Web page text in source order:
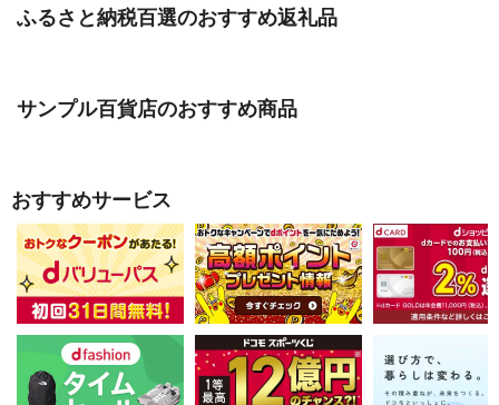
ふるさと納税百選のおすすめ返礼品
サンプル百貨店のおすすめ商品
おすすめサービス